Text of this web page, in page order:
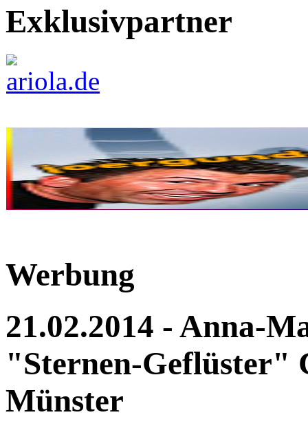
Exklusivpartner
Werbung
21.02.2014 - Anna-
"Sternen-Geflüster"
Münster